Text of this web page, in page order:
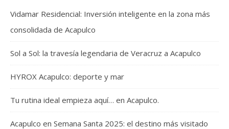
Vidamar Residencial: Inversión inteligente en la zona más
consolidada de Acapulco
Sol a Sol: la travesía legendaria de Veracruz a Acapulco
HYROX Acapulco: deporte y mar
Tu rutina ideal empieza aquí… en Acapulco.
Acapulco en Semana Santa 2025: el destino más visitado